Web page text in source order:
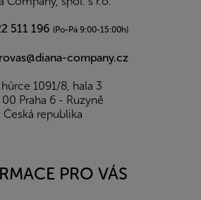
511 196 (Po-Pá 9:00-15:00h)
company.cz
1091/8, hala 3
00 Praha 6 - Ruzyně
Česká republika
PRO VÁS